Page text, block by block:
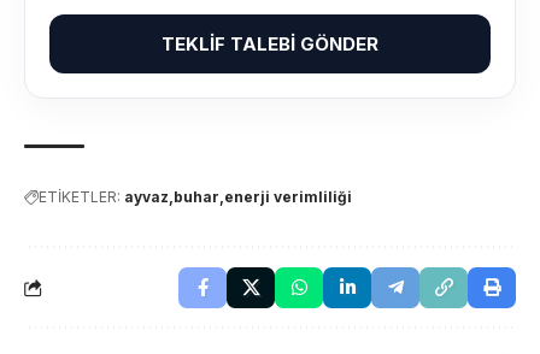
TEKLIF TALEBI GÖNDER
ETİKETLER: ayvaz buhar enerji verimliliği